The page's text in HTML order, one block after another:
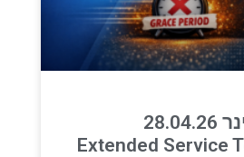
סיכום – וובינר 28.04.26
Extended Service